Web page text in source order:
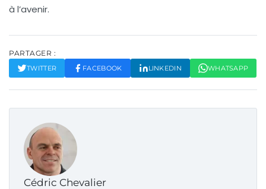
à l’avenir.
PARTAGER :
TWITTER FACEBOOK LINKEDIN WHATSAPP
Cédric Chevalier